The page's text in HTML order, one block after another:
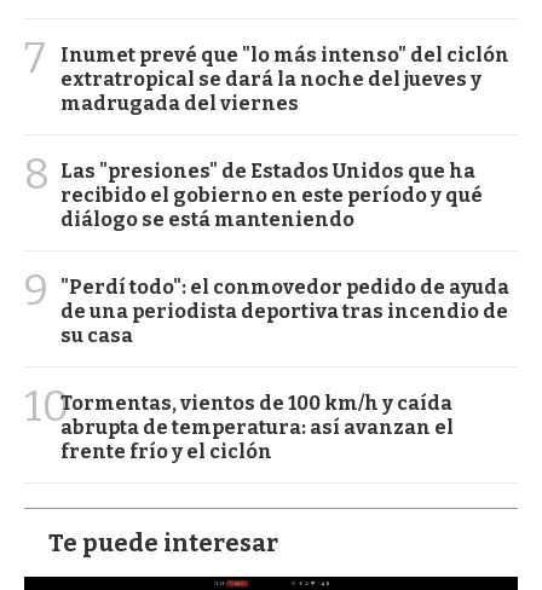
7
Inumet prevé que "lo más intenso" del ciclón
extratropical se dará la noche del jueves y
madrugada del viernes
8
Las "presiones" de Estados Unidos que ha
recibido el gobierno en este período y qué
diálogo se está manteniendo
9
"Perdí todo": el conmovedor pedido de ayuda
de una periodista deportiva tras incendio de
su casa
10Tormentas, vientos de 100 km/h y caída
abrupta de temperatura: así avanzan el
frente frío y el ciclón
Te puede interesar